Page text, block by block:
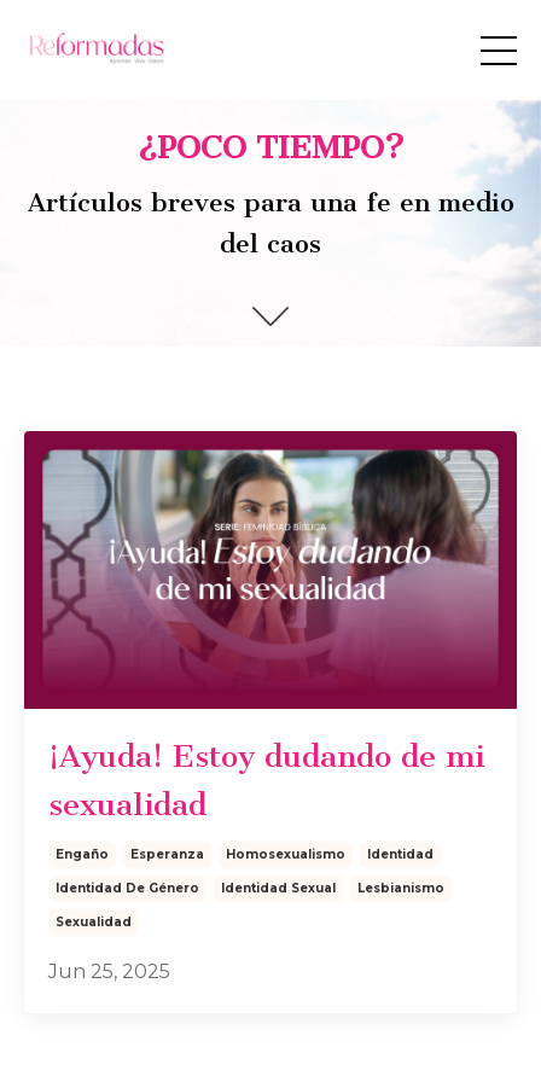
¿POCO TIEMPO?
Artículos breves para una fe en medio
del caos
¡Ayuda! Estoy dudando de mi
sexualidad
Engaño Esperanza Homosexualismo Identidad
Identidad De Género Identidad Sexual Lesbianismo
Sexualidad
Jun 25, 2025